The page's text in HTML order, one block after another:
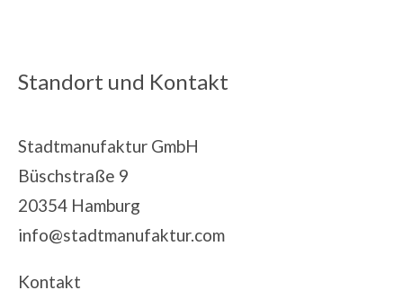
Standort und Kontakt
Stadtmanufaktur GmbH
Büschstraße 9
20354 Hamburg
info@stadtmanufaktur.com
Kontakt